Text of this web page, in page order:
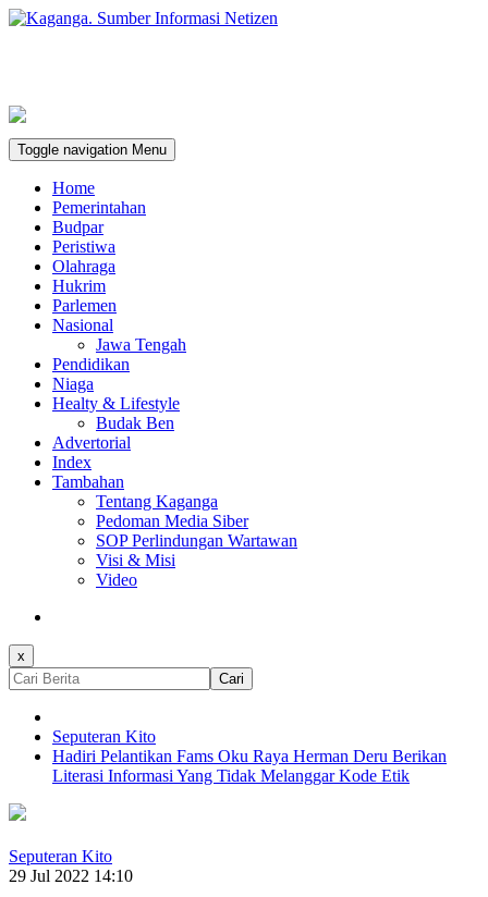
Toggle navigation Menu
Home
Pemerintahan
Budpar
Peristiwa
Olahraga
Hukrim
Parlemen
Nasional
Jawa Tengah
Pendidikan
Niaga
Healty & Lifestyle
Budak Ben
Advertorial
Index
Tambahan
Tentang Kaganga
Pedoman Media Siber
SOP Perlindungan Wartawan
Visi & Misi
Video
x
Cari
Seputeran Kito
Hadiri Pelantikan Fams Oku Raya Herman Deru Berikan
Literasi Informasi Yang Tidak Melanggar Kode Etik
Seputeran Kito
29 Jul 2022 14:10